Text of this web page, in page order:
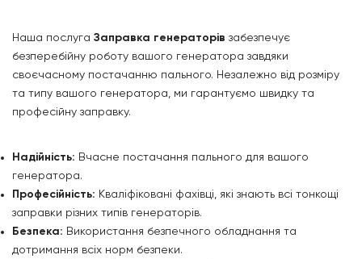
Наша послуга Заправка генераторів забезпечує
безперебійну роботу вашого генератора завдяки
своєчасному постачанню пального. Незалежно від розміру
та типу вашого генератора, ми гарантуємо швидку та
професійну заправку.
Надійність: Вчасне постачання пального для вашого
генератора.
Професійність: Кваліфіковані фахівці, які знають всі тонкощі
заправки різних типів генераторів.
Безпека: Використання безпечного обладнання та
дотримання всіх норм безпеки.